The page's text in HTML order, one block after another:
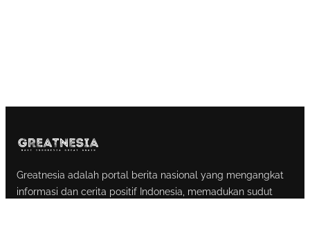
Greatnesia adalah portal berita nasional yang mengangkat
informasi dan cerita positif Indonesia, memadukan sudut